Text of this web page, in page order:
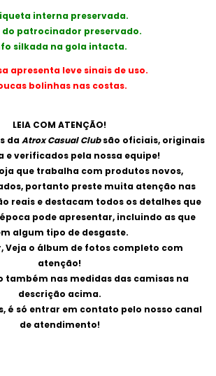
interna preservada.
do patrocinador preservado.
silkada na gola intacta.
apresenta leve sinais de uso.
bolinhas nas costas.
LEIA COM ATENÇÃO!
daAtrox Casual Clubsão oficiais, originais
e verificados pela nossa equipe!
que trabalha com produtos novos,
portanto preste muita atenção nas
reais e destacam todos os detalhes que
pode apresentar, incluindo as que
algum tipo de desgaste.
Veja o álbum de fotos completo com
atenção!
também nas medidas das camisas na
descrição acima.
é só entrar em contato pelo nosso canal
de atendimento!